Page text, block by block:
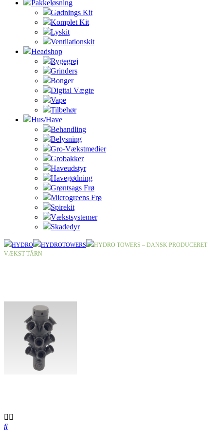
Pakkeløsning
Gødnings Kit
Komplet Kit
Lyskit
Ventilationskit
Headshop
Rygegrej
Grinders
Bonger
Digital Vægte
Vape
Tilbehør
Hus/Have
Behandling
Belysning
Gro-Vækstmedier
Grobakker
Haveudstyr
Havegødning
Grøntsags Frø
Microgreens Frø
Spirekit
Vækstsystemer
Skadedyr
HYDRO HYDROTOWERS
HYDRO TOWERS – DANSK PRODUCERET
VÆKST TÅRN